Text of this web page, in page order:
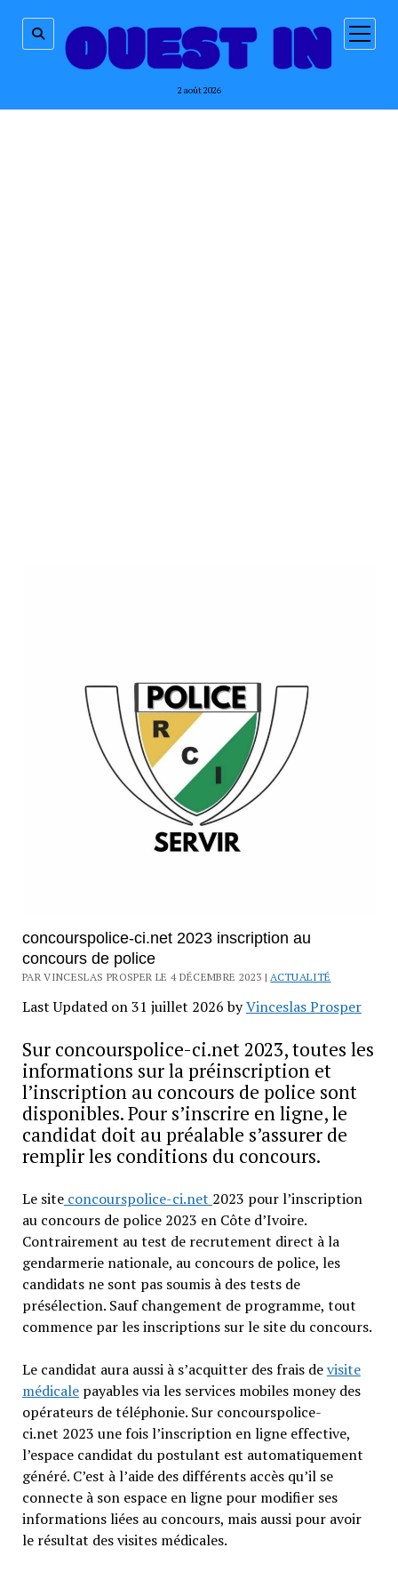
2 août 2026
ouvrir
menu
concourspolice-ci.net 2023 inscription au
concours de police
PAR VINCESLAS PROSPER LE 4 DÉCEMBRE 2023 |ACTUALITÉ
Last Updated on 31 juillet 2026 byVinceslas Prosper
Sur concourspolice-ci.net 2023, toutes les
informations sur la préinscription et
l’inscription au concours de police sont
disponibles. Pour s’inscrire en ligne, le
candidat doit au préalable s’assurer de
remplir les conditions du concours.
Le siteconcourspolice-ci.net 2023 pour l’inscription
au concours de police 2023 en Côte d’Ivoire.
Contrairement au test de recrutement direct à la
gendarmerie nationale, au concours de police, les
candidats ne sont pas soumis à des tests de
présélection. Sauf changement de programme, tout
commence par les inscriptions sur le site du concours.
Le candidat aura aussi à s’acquitter des frais devisite
médicalepayables via les services mobiles money des
opérateurs de téléphonie. Sur concourspolice-
ci.net 2023 une fois l’inscription en ligne effective,
l’espace candidat du postulant est automatiquement
généré. C’est à l’aide des différents accès qu’il se
connecte à son espace en ligne pour modifier ses
informations liées au concours, mais aussi pour avoir
le résultat des visites médicales.